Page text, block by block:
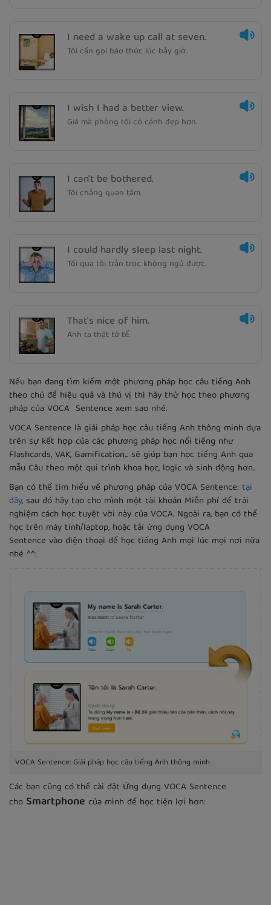
I need a wake up call at seven.
Tôi cần gọi báo thức lúc bảy giờ.
I wish I had a better view.
Giá mà phòng tôi có cảnh đẹp hơn.
I can't be bothered.
Tôi chẳng quan tâm.
I could hardly sleep last night.
Tối qua tôi trằn trọc không ngủ được.
That's nice of him.
Anh ta thật tử tế.
Nếu bạn đang tìm kiếm một phương pháp học câu tiếng Anh
theo chủ đề hiệu quả và thú vị thì hãy thử học theo phương
pháp của VOCA Sentence xem sao nhé.
VOCA Sentence là giải pháp học câu tiếng Anh thông minh dựa
trên sự kết hợp của các phương pháp học nổi tiếng như
Flashcards, VAK, Gamification,.. sẽ giúp bạn học tiếng Anh qua
mẫu Câu theo một qui trình khoa học, logic và sinh động hơn..
Bạn có thể tìm hiểu về phương pháp của VOCA Sentence: tại
đây, sau đó hãy tạo cho mình một tài khoản Miễn phí để trải
nghiệm cách học tuyệt vời này của VOCA. Ngoài ra, bạn có thể
học trên máy tính/laptop, hoặc tải ứng dụng VOCA
Sentence vào điện thoại để học tiếng Anh mọi lúc mọi nơi nữa
nhé ^^:
VOCA Sentence: Giải pháp học câu tiếng Anh thông minh
Các bạn cũng có thể cài đặt Ứng dụng VOCA Sentence
cho Smartphone của mình để học tiện lợi hơn: